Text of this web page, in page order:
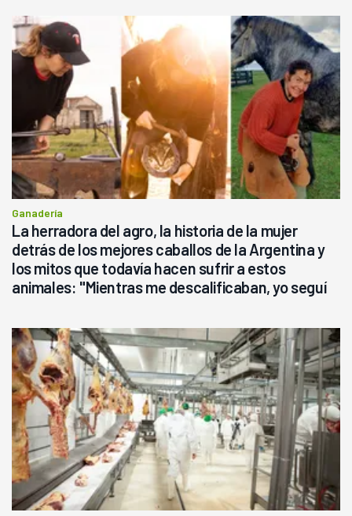
Ganadería
La herradora del agro, la historia de la mujer
detrás de los mejores caballos de la Argentina y
los mitos que todavía hacen sufrir a estos
animales: "Mientras me descalificaban, yo seguí